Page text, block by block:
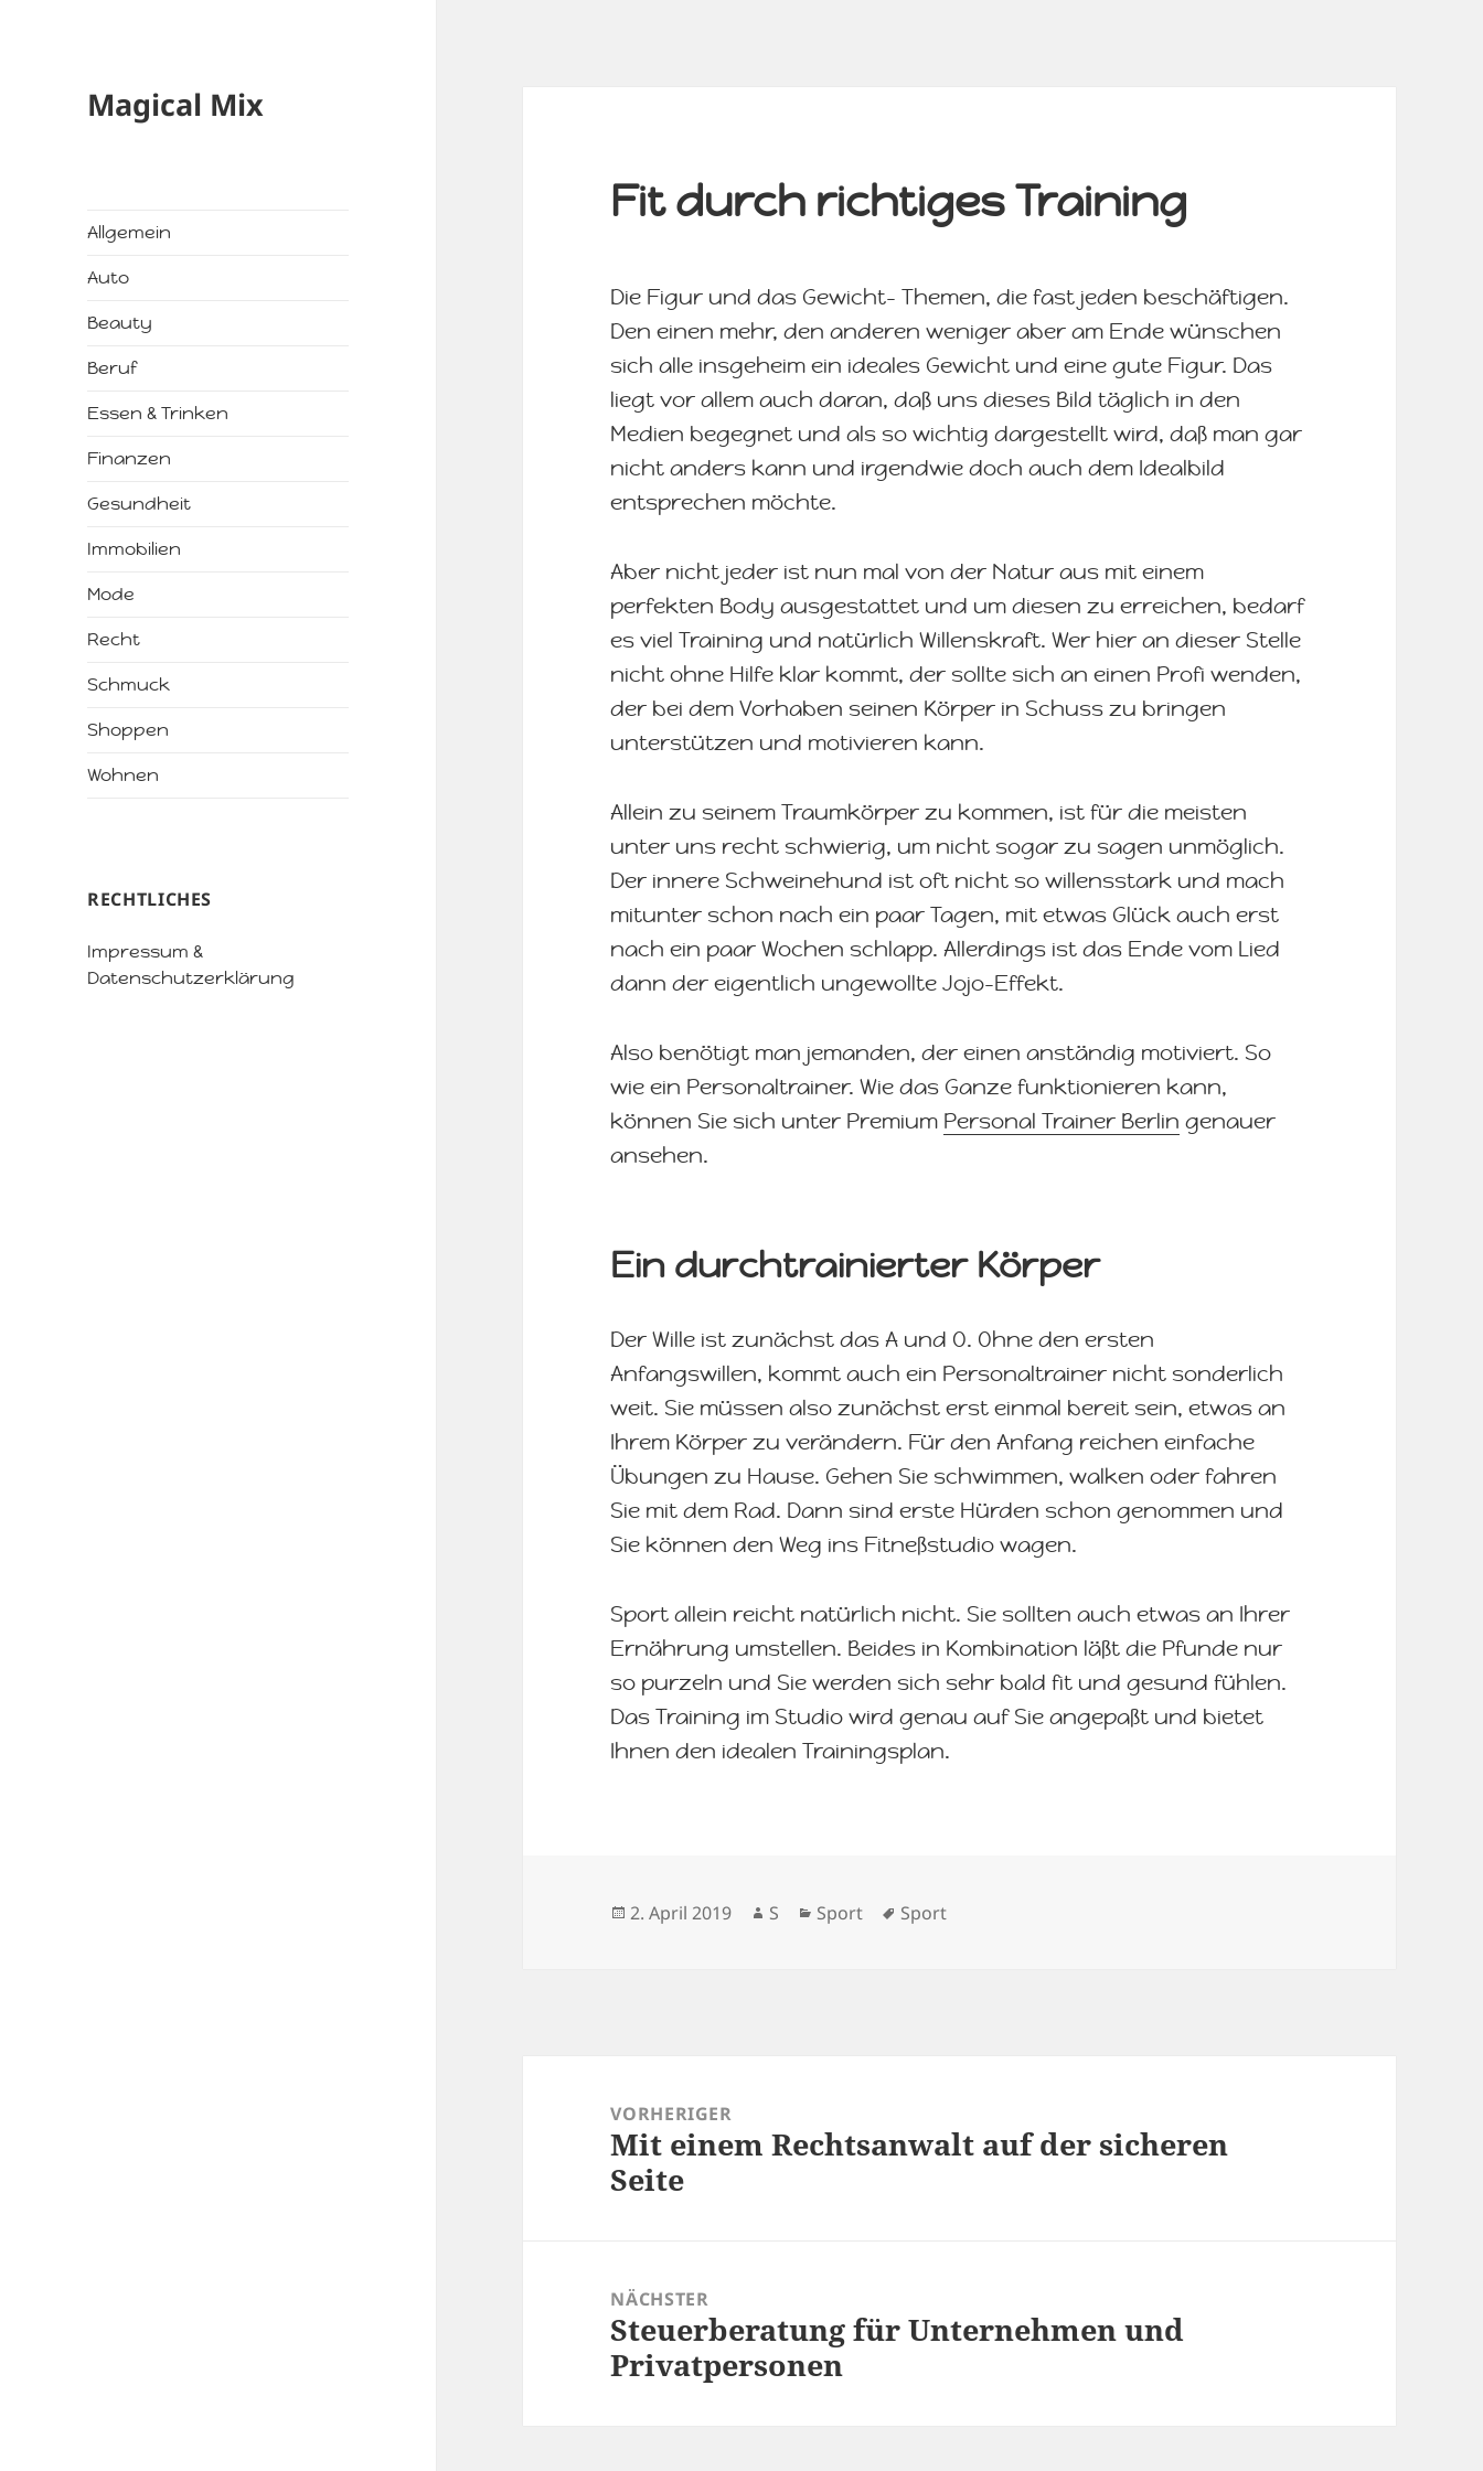
Magical Mix
Allgemein
Auto
Beauty
Beruf
Essen & Trinken
Finanzen
Gesundheit
Immobilien
Mode
Recht
Schmuck
Shoppen
Wohnen
RECHTLICHES
Impressum &
Datenschutzerklärung
Fit durch richtiges Training
Die Figur und das Gewicht- Themen, die fast jeden beschäftigen.
Den einen mehr, den anderen weniger aber am Ende wünschen
sich alle insgeheim ein ideales Gewicht und eine gute Figur. Das
liegt vor allem auch daran, daß uns dieses Bild täglich in den
Medien begegnet und als so wichtig dargestellt wird, daß man gar
nicht anders kann und irgendwie doch auch dem Idealbild
entsprechen möchte.
Aber nicht jeder ist nun mal von der Natur aus mit einem
perfekten Body ausgestattet und um diesen zu erreichen, bedarf
es viel Training und natürlich Willenskraft. Wer hier an dieser Stelle
nicht ohne Hilfe klar kommt, der sollte sich an einen Profi wenden,
der bei dem Vorhaben seinen Körper in Schuss zu bringen
unterstützen und motivieren kann.
Allein zu seinem Traumkörper zu kommen, ist für die meisten
unter uns recht schwierig, um nicht sogar zu sagen unmöglich.
Der innere Schweinehund ist oft nicht so willensstark und mach
mitunter schon nach ein paar Tagen, mit etwas Glück auch erst
nach ein paar Wochen schlapp. Allerdings ist das Ende vom Lied
dann der eigentlich ungewollte Jojo-Effekt.
Also benötigt man jemanden, der einen anständig motiviert. So
wie ein Personaltrainer. Wie das Ganze funktionieren kann,
können Sie sich unter Premium Personal Trainer Berlin genauer
ansehen.
Ein durchtrainierter Körper
Der Wille ist zunächst das A und O. Ohne den ersten
Anfangswillen, kommt auch ein Personaltrainer nicht sonderlich
weit. Sie müssen also zunächst erst einmal bereit sein, etwas an
Ihrem Körper zu verändern. Für den Anfang reichen einfache
Übungen zu Hause. Gehen Sie schwimmen, walken oder fahren
Sie mit dem Rad. Dann sind erste Hürden schon genommen und
Sie können den Weg ins Fitneßstudio wagen.
Sport allein reicht natürlich nicht. Sie sollten auch etwas an Ihrer
Ernährung umstellen. Beides in Kombination läßt die Pfunde nur
so purzeln und Sie werden sich sehr bald fit und gesund fühlen.
Das Training im Studio wird genau auf Sie angepaßt und bietet
Ihnen den idealen Trainingsplan.
Veröffentlicht
2. April 2019 Autor
S Kategorien
Sport Schlagwörter
Sport
VORHERIGER
Vorheriger
Beitrag:
Mit einem Rechtsanwalt auf der sicheren
Seite
NÄCHSTER
Nächster
Beitrag:
Steuerberatung für Unternehmen und
Privatpersonen